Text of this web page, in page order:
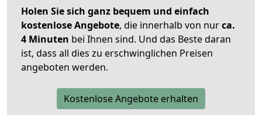
Holen Sie sich ganz bequem und einfach
kostenlose Angebote, die innerhalb von nurca.
4 Minuten bei Ihnen sind. Und das Beste daran
ist, dass all dies zu erschwinglichen Preisen
angeboten werden.
Kostenlose Angebote erhalten